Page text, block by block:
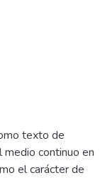
texto de
medio continuo en
el carácter de